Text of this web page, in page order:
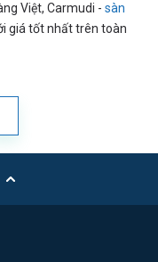
Việt, Carmudi - sàn
giá tốt nhất trên toàn